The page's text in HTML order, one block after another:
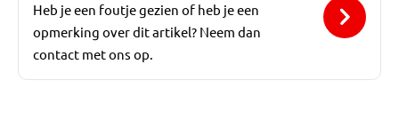
Heb je een foutje gezien of heb je een
opmerking over dit artikel? Neem dan
contact met ons op.